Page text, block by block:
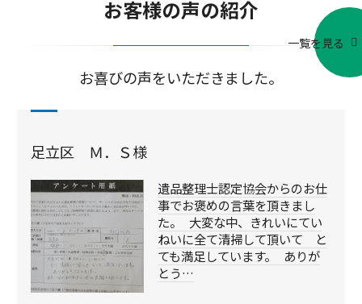
お客様の声の紹介
お喜びの声をいただきました。
一覧を見る
足立区 Ｍ．Ｓ様
遺品整理士認定協会からのお仕
事でお褒めの言葉を頂きまし
た。 大変な中、きれいにてい
ねいに全て清掃して頂いて と
ても満足しています。 ありが
とう…